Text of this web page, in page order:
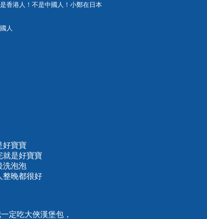
香港人！不是中國人！小鄭在日本
人
好寶寶
就是好寶寶
洗泡泡
整晚都很好
定吃大俠漢堡包，